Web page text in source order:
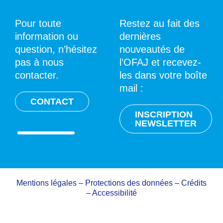
Pour toute
information ou
question, n’hésitez
pas à nous
contacter.
CONTACT
Restez au fait des
dernières
nouveautés de
l’OFAJ et recevez-
les dans votre boîte
mail :
INSCRIPTION
NEWSLETTER
Mentions légales – Protections des données – Crédits
–Accessibilité